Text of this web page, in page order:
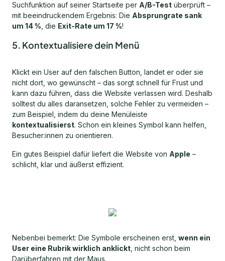
Suchfunktion auf seiner Startseite per A/B-Test überprüft –
mit beeindruckendem Ergebnis: Die Absprungrate sank
um 14 % , die Exit-Rate um 17 %!
5. Kontextualisiere dein Menü
Klickt ein User auf den falschen Button, landet er oder sie
nicht dort, wo gewünscht – das sorgt schnell für Frust und
kann dazu führen, dass die Website verlassen wird. Deshalb
solltest du alles daransetzen, solche Fehler zu vermeiden –
zum Beispiel, indem du deine Menüleiste
kontextualisierst. Schon ein kleines Symbol kann helfen,
Besucher:innen zu orientieren.
Ein gutes Beispiel dafür liefert die Website von Apple –
schlicht, klar und äußerst effizient.
Nebenbei bemerkt: Die Symbole erscheinen erst, wenn ein
User eine Rubrik wirklich anklickt , nicht schon beim
Darüberfahren mit der Maus.